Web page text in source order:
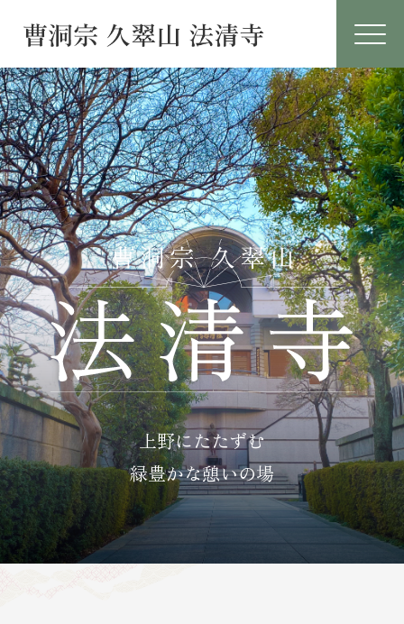
上野にたたずむ
緑豊かな憩いの場